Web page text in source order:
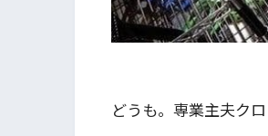
どうも。専業主夫クロ